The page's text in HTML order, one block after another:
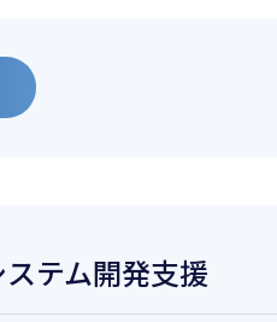
テム開発支援